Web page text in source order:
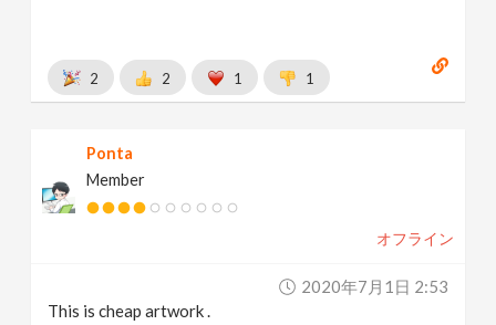
2 2 1 1
Ponta
Member
オフライン
2020年7月1日 2:53
This is cheap artwork .